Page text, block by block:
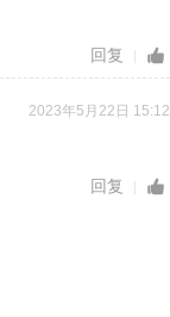
回复
2023年5月22日 15:12
回复